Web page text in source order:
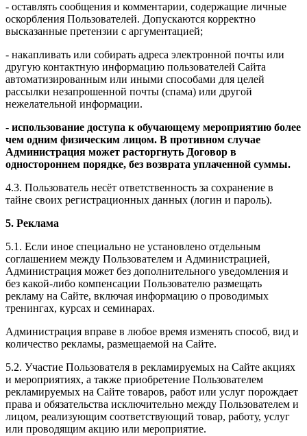
- оставлять сообщения и комментарии, содержащие личные
оскорбления Пользователей. Допускаются корректно
высказанные претензии с аргументацией;
- накапливать или собирать адреса электронной почты или
другую контактную информацию пользователей Сайта
автоматизированным или иными способами для целей
рассылки незапрошенной почты (спама) или другой
нежелательной информации.
- использование доступа к обучающему мероприятию более
чем одним физическим лицом. В противном случае
Администрация может расторгнуть Договор в
одностороннем порядке, без возврата уплаченной суммы.
4.3. Пользователь несёт ответственность за сохранение в
тайне своих регистрационных данных (логин и пароль).
5. Реклама
5.1. Если иное специально не установлено отдельным
соглашением между Пользователем и Администрацией,
Администрация может без дополнительного уведомления и
без какой-либо компенсации Пользователю размещать
рекламу на Сайте, включая информацию о проводимых
тренингах, курсах и семинарах.
Администрация вправе в любое время изменять способ, вид и
количество рекламы, размещаемой на Сайте.
5.2. Участие Пользователя в рекламируемых на Сайте акциях
и мероприятиях, а также приобретение Пользователем
рекламируемых на Сайте товаров, работ или услуг порождает
права и обязательства исключительно между Пользователем и
лицом, реализующим соответствующий товар, работу, услуг
или проводящим акцию или мероприятие.